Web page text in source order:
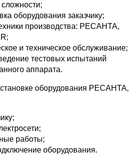
оборудования заказчику;
производства: РЕСАНТА,
и техническое обслуживание;
тестовых испытаний
аппарата.
оборудования РЕСАНТА,
работы;
оборудования.